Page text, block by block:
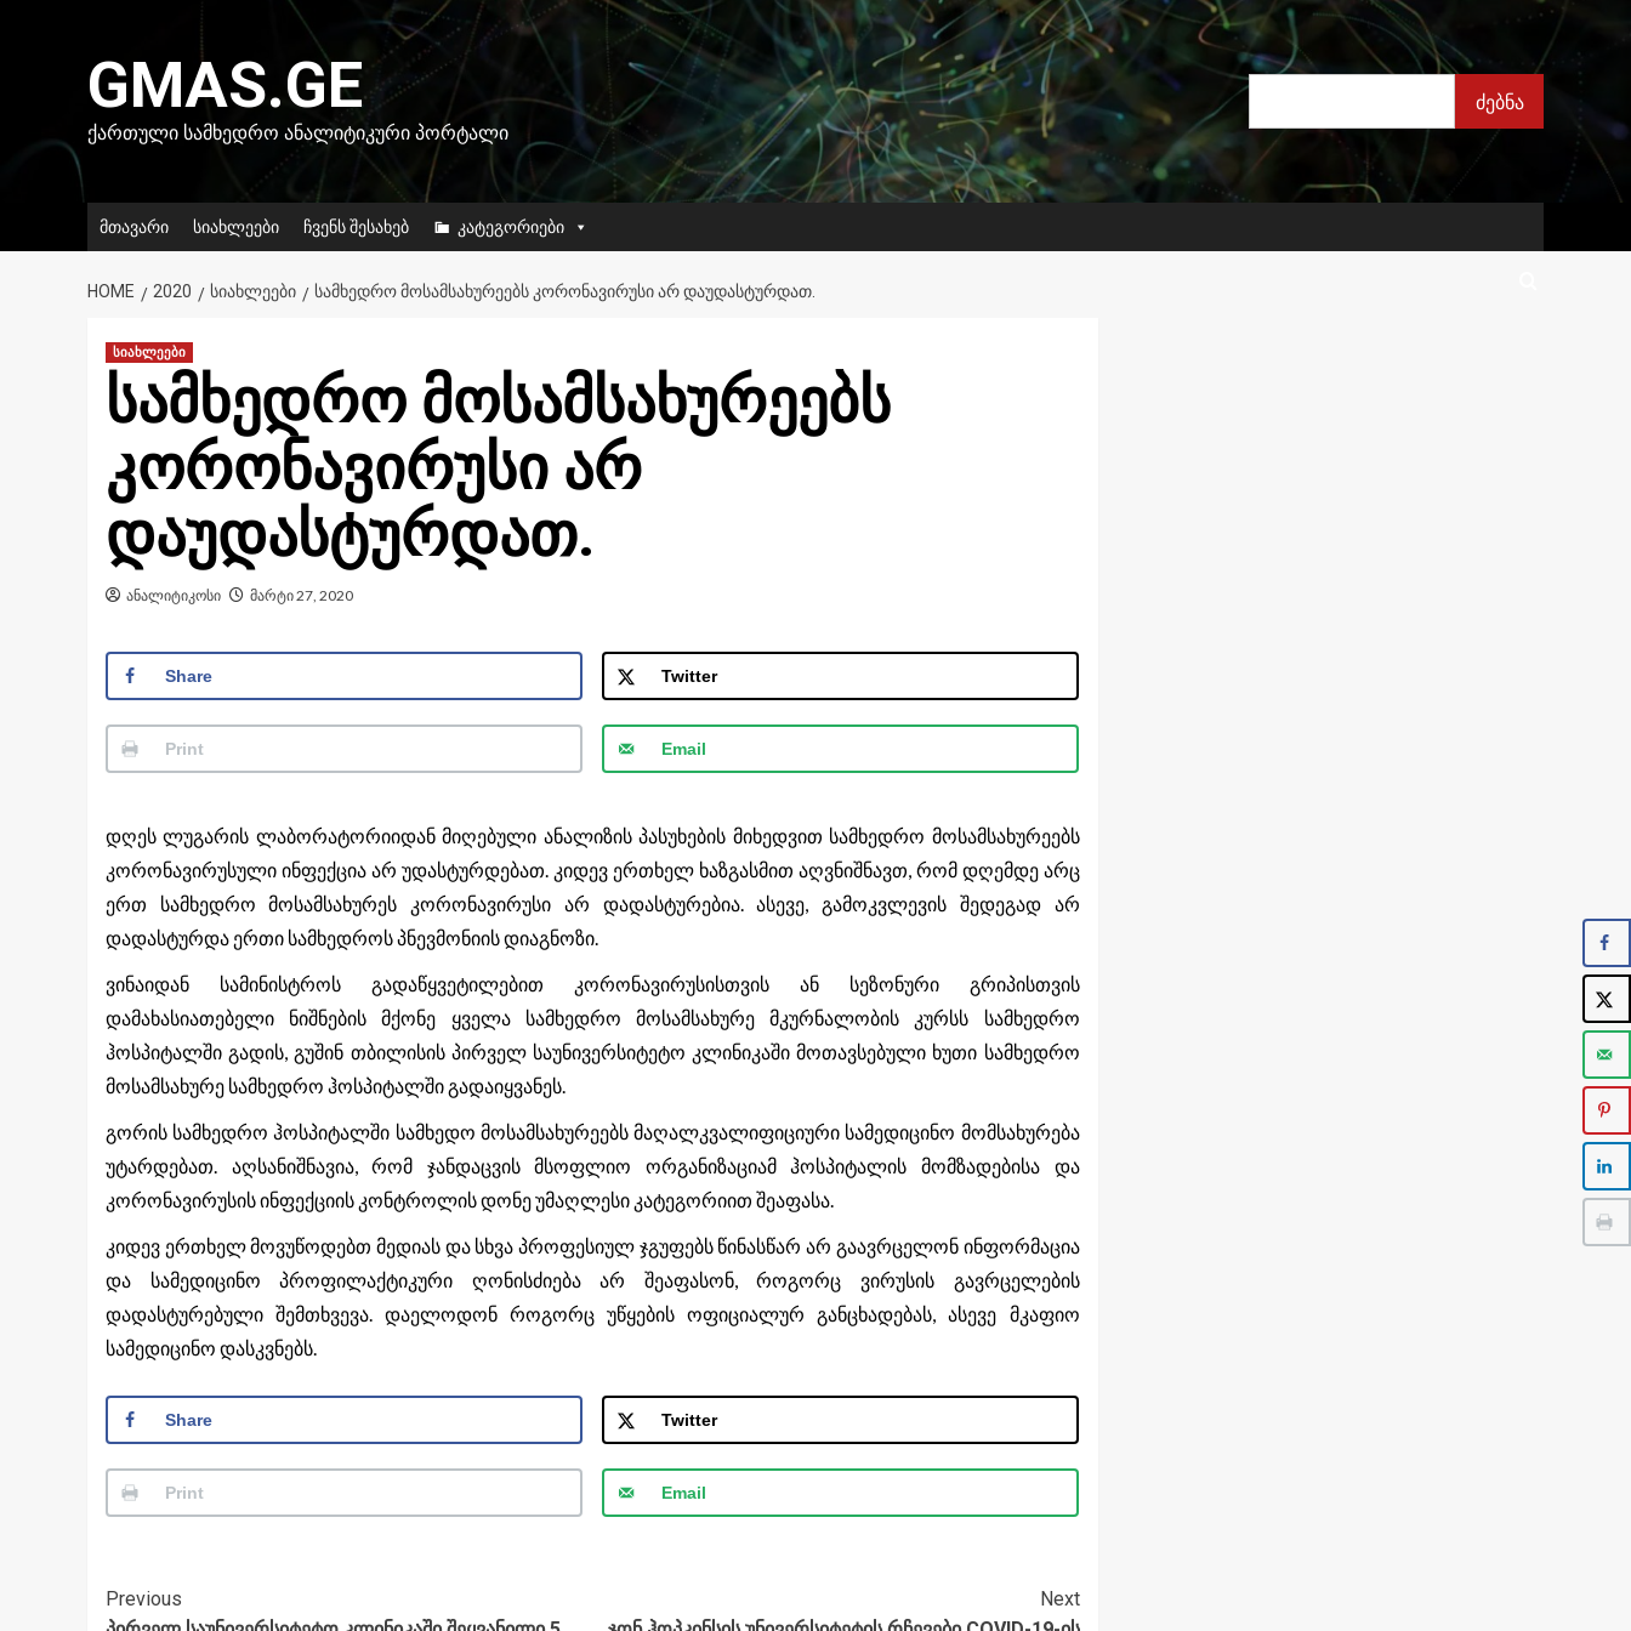
GMAS.GE
ᲥᲐᲠᲗᲣᲚᲘ ᲡᲐᲛᲮᲔᲓᲠᲝ ᲐᲜᲐᲚᲘᲢᲘᲙᲣᲠᲘ ᲞᲝᲠᲢᲐᲚᲘ
ძებნა
ძებნა
მთავარი სიახლეები ჩვენს შესახებ კატეგორიები
HOME 2020 ᲡᲘᲐᲮᲚᲔᲔᲑᲘ ᲡᲐᲛᲮᲔᲓᲠᲝ ᲛᲝᲡᲐᲛᲡᲐᲮᲣᲠᲔᲔᲑᲡ ᲙᲝᲠᲝᲜᲐᲕᲘᲠᲣᲡᲘ ᲐᲠ ᲓᲐᲣᲓᲐᲡᲢᲣᲠᲓᲐᲗ.
სიახლეები
სამხედრო მოსამსახურეებს
კორონავირუსი არ
დაუდასტურდათ.
ანალიტიკოსი მარტი 27, 2020
Share Twitter
Print Email
დღეს ლუგარის ლაბორატორიიდან მიღებული ანალიზის პასუხების მიხედვით სამხედრო მოსამსახურეებს
კორონავირუსული ინფექცია არ უდასტურდებათ. კიდევ ერთხელ ხაზგასმით აღვნიშნავთ, რომ დღემდე არც
ერთ სამხედრო მოსამსახურეს კორონავირუსი არ დადასტურებია. ასევე, გამოკვლევის შედეგად არ
დადასტურდა ერთი სამხედროს პნევმონიის დიაგნოზი.
ვინაიდან სამინისტროს გადაწყვეტილებით კორონავირუსისთვის ან სეზონური გრიპისთვის
დამახასიათებელი ნიშნების მქონე ყველა სამხედრო მოსამსახურე მკურნალობის კურსს სამხედრო
ჰოსპიტალში გადის, გუშინ თბილისის პირველ საუნივერსიტეტო კლინიკაში მოთავსებული ხუთი სამხედრო
მოსამსახურე სამხედრო ჰოსპიტალში გადაიყვანეს.
გორის სამხედრო ჰოსპიტალში სამხედო მოსამსახურეებს მაღალკვალიფიციური სამედიცინო მომსახურება
უტარდებათ. აღსანიშნავია, რომ ჯანდაცვის მსოფლიო ორგანიზაციამ ჰოსპიტალის მომზადებისა და
კორონავირუსის ინფექციის კონტროლის დონე უმაღლესი კატეგორიით შეაფასა.
კიდევ ერთხელ მოვუწოდებთ მედიას და სხვა პროფესიულ ჯგუფებს წინასწარ არ გაავრცელონ ინფორმაცია
და სამედიცინო პროფილაქტიკური ღონისძიება არ შეაფასონ, როგორც ვირუსის გავრცელების
დადასტურებული შემთხვევა. დაელოდონ როგორც უწყების ოფიციალურ განცხადებას, ასევე მკაფიო
სამედიცინო დასკვნებს.
Share Twitter
Print Email
Post
Previous
Next